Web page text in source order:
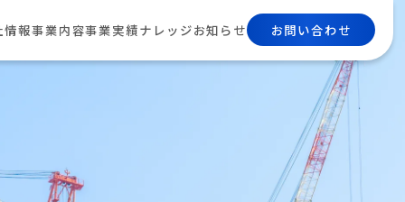
情報事業内容事業実績ナレッジお知らせ お問い合わせ